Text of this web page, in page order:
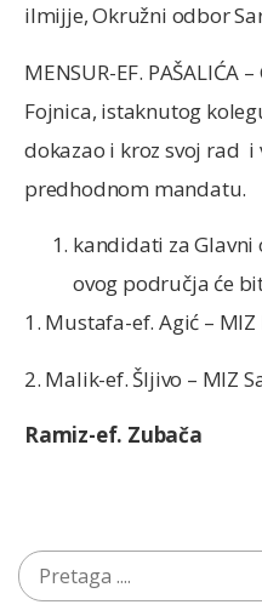
ilmijje, Okružni odbor
MENSUR-EF. PAŠALIĆA
Fojnica, istaknutog
dokazao i kroz svoj rad i
predhodnom mandatu.
kandidati za
ovog područja će
1. Mustafa-ef. Agić – MIZ
2. Malik-ef. Šljivo – MIZ
Ramiz-ef. Zubača